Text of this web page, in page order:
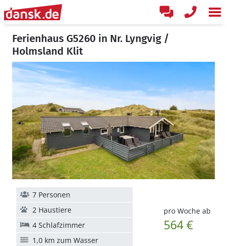
Ferienhaus G5260 in Nr. Lyngvig /
Holmsland Klit
pro Woche ab
564 €
7 Personen
2 Haustiere
4 Schlafzimmer
1,0 km zum Wasser